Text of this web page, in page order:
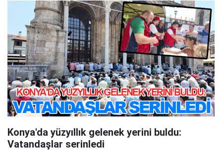
Konya'da yüzyıllık gelenek yerini buldu:
Vatandaşlar serinledi